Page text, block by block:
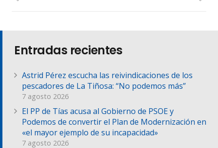
Entradas recientes
Astrid Pérez escucha las reivindicaciones de los
pescadores de La Tiñosa: “No podemos más”
7 agosto 2026
El PP de Tías acusa al Gobierno de PSOE y
Podemos de convertir el Plan de Modernización en
«el mayor ejemplo de su incapacidad»
7 agosto 2026